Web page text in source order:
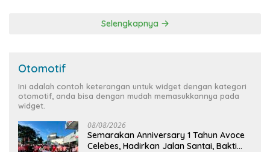
Selengkapnya
Otomotif
Ini adalah contoh keterangan untuk widget dengan kategori
otomotif, anda bisa dengan mudah memasukkannya pada
widget.
08/08/2026
Semarakan Anniversary 1 Tahun Avoce
Celebes, Hadirkan Jalan Santai, Bakti